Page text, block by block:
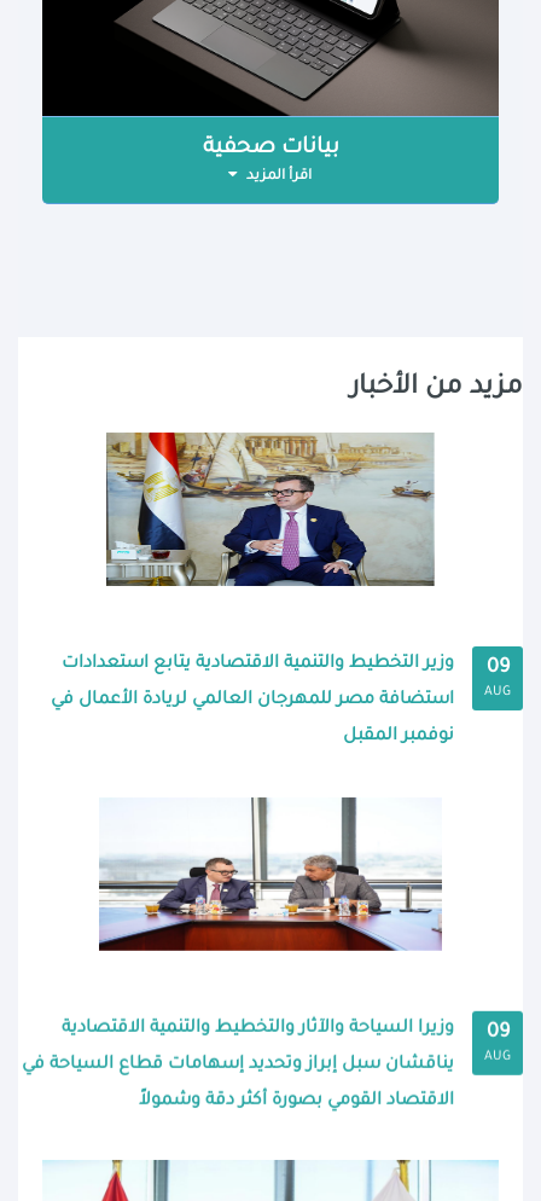
بيانات صحفية
اقرأ المزيد
مزيد من الأخبار
09
AUG
وزير التخطيط والتنمية الاقتصادية يتابع استعدادات
استضافة مصر للمهرجان العالمي لريادة الأعمال في
نوفمبر المقبل
09
AUG
وزيرا السياحة والآثار والتخطيط والتنمية الاقتصادية
يناقشان سبل إبراز وتحديد إسهامات قطاع السياحة في
الاقتصاد القومي بصورة أكثر دقة وشمولاً